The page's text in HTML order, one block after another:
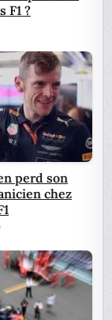
F1 ?
perd son
chez